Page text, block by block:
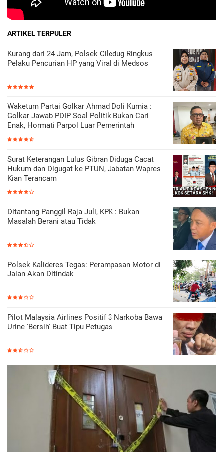
ARTIKEL TERPULER
Kurang dari 24 Jam, Polsek Ciledug Ringkus
Pelaku Pencurian HP yang Viral di Medsos
Waketum Partai Golkar Ahmad Doli Kurnia :
Golkar Jawab PDIP Soal Politik Bukan Cari
Enak, Hormati Parpol Luar Pemerintah
Surat Keterangan Lulus Gibran Diduga Cacat
Hukum dan Digugat ke PTUN, Jabatan Wapres
Kian Terancam
Ditantang Panggil Raja Juli, KPK : Bukan
Masalah Berani atau Tidak
Polsek Kalideres Tegas: Perampasan Motor di
Jalan Akan Ditindak
Pilot Malaysia Airlines Positif 3 Narkoba Bawa
Urine 'Bersih' Buat Tipu Petugas